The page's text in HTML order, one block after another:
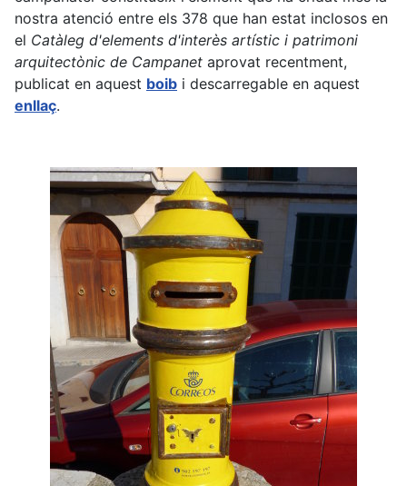
nostra atenció entre els 378 que han estat inclosos en
el Catàleg d'elements d'interès artístic i patrimoni
arquitectònic de Campanet aprovat recentment,
publicat en aquest boib i descarregable en aquest
enllaç.